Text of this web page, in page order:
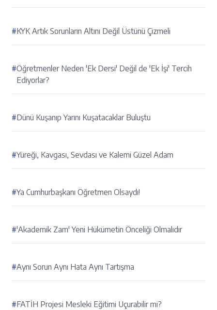
#KYK Artık Sorunların Altını Değil Üstünü Çizmeli
#Öğretmenler Neden 'Ek Dersi' Değil de 'Ek İşi' Tercih
Ediyorlar?
#Dünü Kuşanıp Yarını Kuşatacaklar Buluştu
#Yüreği, Kavgası, Sevdası ve Kalemi Güzel Adam
#Ya Cumhurbaşkanı Öğretmen Olsaydı!
#'Akademik Zam' Yeni Hükümetin Önceliği Olmalıdır
#Aynı Sorun Aynı Hata Aynı Tartışma
#FATİH Projesi Mesleki Eğitimi Uçurabilir mi?